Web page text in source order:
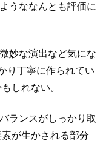
うななんとも評価に
妙な演出など気にな
り丁寧に作られてい
しれない。
ランスがしっかり取
が生かされる部分